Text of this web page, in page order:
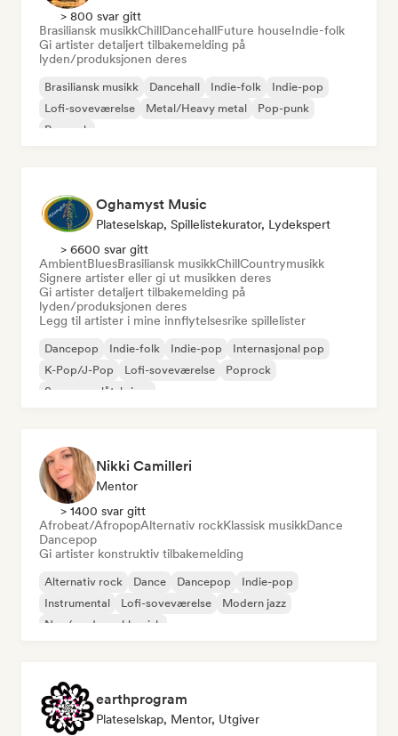
> 800 svar gitt
Brasiliansk musikkChillDancehallFuture houseIndie-folk
Gi artister detaljert tilbakemelding på
lyden/produksjonen deres
Brasiliansk musikk Dancehall Indie-folk
Indie-pop
Lofi-soveværelse
Metal/Heavy metal
Pop-punk
Poprock
Oghamyst Music
Plateselskap, Spillelistekurator, Lydekspert
> 6600 svar gitt
AmbientBluesBrasiliansk musikkChillCountrymusikk
Signere artister eller gi ut musikken deres
Gi artister detaljert tilbakemelding på
lyden/produksjonen deres
Legg til artister i mine innflytelsesrike spillelister
Dancepop Indie-folk Indie-pop
Internasjonal pop
K-Pop/J-Pop
Lofi-soveværelse
Poprock
Sanger og låtskriver
Nikki Camilleri
Mentor
> 1400 svar gitt
Afrobeat/AfropopAlternativ rockKlassisk musikkDance
Dancepop
Gi artister konstruktiv tilbakemelding
Alternativ rock Dance Dancepop
Indie-pop
Instrumental
Lofi-soveværelse
Modern jazz
Neo/moderne klassisk
earthprogram
Plateselskap, Mentor, Utgiver